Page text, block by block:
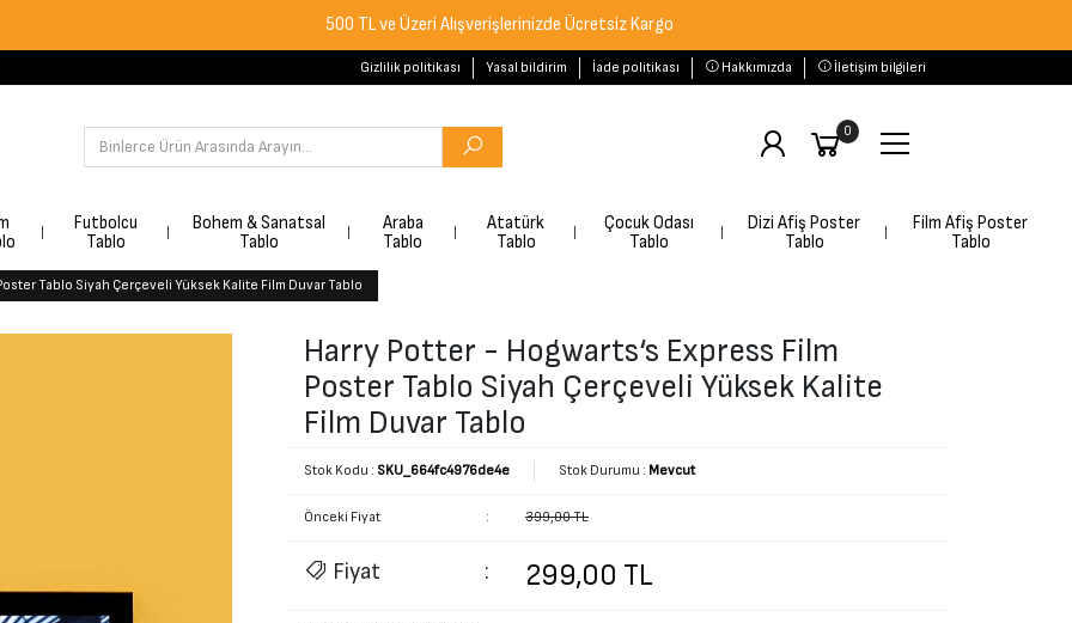
500 TL ve Üzeri Alışverişlerinizde Ücretsiz Kargo
Gizlilik politikası Yasal bildirim İade politikası Hakkımızda İletişim bilgileri
0
Futbolcu
Tablo
Bohem & Sanatsal
Tablo
Araba
Tablo
Atatürk
Tablo
Çocuk Odası
Tablo
Dizi Afiş Poster
Tablo
Film Afiş Poster
Tablo
Tablo Siyah Çerçeveli Yüksek Kalite Film Duvar Tablo
Harry Potter - Hogwarts‘s Express Film
Poster Tablo Siyah Çerçeveli Yüksek Kalite
Film Duvar Tablo
Stok Kodu : SKU_664fc4976de4e Stok Durumu : Mevcut
Önceki Fiyat : 399,00 TL
Fiyat : 299,00 TL